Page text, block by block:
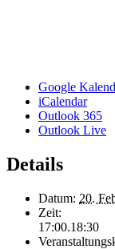
Google
iCalendar
Outlook 365
Outlook Live
Details
Datum: 20.
Zeit:
17:00.18:30